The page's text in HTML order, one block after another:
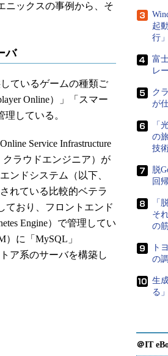
ニックスの事例から、そ
バ
ているゲームの種類ご
Online）」「スマー
している。
Service Infrastructure
ラウドエンジニア）が
ンドシステム（以下、
れている比較的ベテラ
ており、フロントエンド
Engine）で管理してい
に「MySQL」
ア系のサーバを構築し
起
行」
富
レ
ク
が
「
の
技
脱
回
「
そ
の
ト
の
生
る
＠IT